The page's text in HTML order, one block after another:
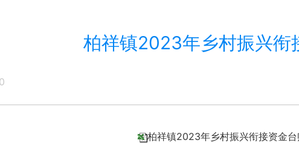
柏祥镇2023年乡村振兴衔
柏祥镇2023年乡村振兴衔接资金